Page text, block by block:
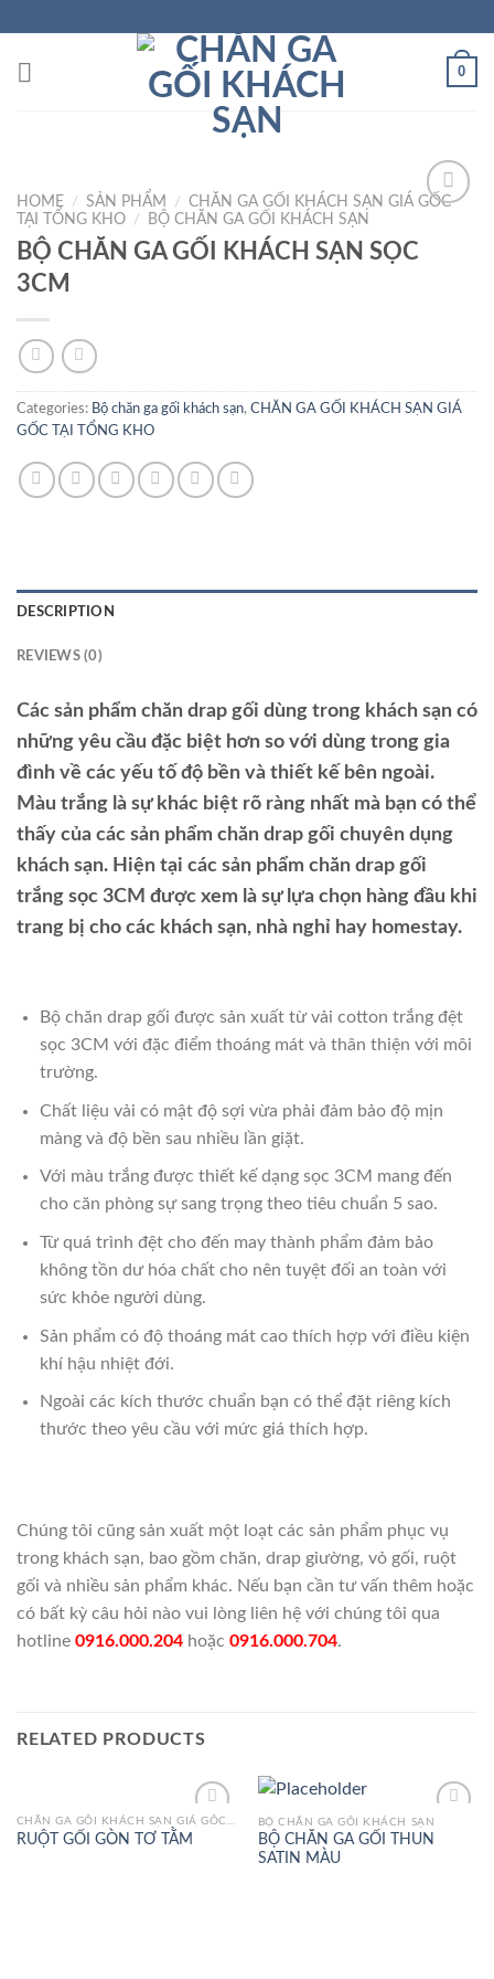
content
0
Wishlist
HOME / SẢN PHẨM / CHĂN GA GỐI KHÁCH SẠN GIÁ GỐC
TẠI TỔNG KHO / BỘ CHĂN GA GỐI KHÁCH SẠN
BỘ CHĂN GA GỐI KHÁCH SẠN SỌC
3CM
Categories: Bộ chăn ga gối khách sạn, CHĂN GA GỐI KHÁCH SẠN GIÁ
GỐC TẠI TỔNG KHO
DESCRIPTION
REVIEWS (0)
Các sản phẩm chăn drap gối dùng trong khách sạn có
những yêu cầu đặc biệt hơn so với dùng trong gia
đình về các yếu tố độ bền và thiết kế bên ngoài.
Màu trắng là sự khác biệt rõ ràng nhất mà bạn có thể
thấy của các sản phẩm chăn drap gối chuyên dụng
khách sạn. Hiện tại các sản phẩm chăn drap gối
trắng sọc 3CM được xem là sự lựa chọn hàng đầu khi
trang bị cho các khách sạn, nhà nghỉ hay homestay.
Bộ chăn drap gối được sản xuất từ vải cotton trắng đệt
sọc 3CM với đặc điểm thoáng mát và thân thiện với môi
trường.
Chất liệu vải có mật độ sợi vừa phải đảm bảo độ mịn
màng và độ bền sau nhiều lần giặt.
Với màu trắng được thiết kế dạng sọc 3CM mang đến
cho căn phòng sự sang trọng theo tiêu chuẩn 5 sao.
Từ quá trình đệt cho đến may thành phẩm đảm bảo
không tồn dư hóa chất cho nên tuyệt đối an toàn với
sức khỏe người dùng.
Sản phẩm có độ thoáng mát cao thích hợp với điều kiện
khí hậu nhiệt đới.
Ngoài các kích thước chuẩn bạn có thể đặt riêng kích
thước theo yêu cầu với mức giá thích hợp.
Chúng tôi cũng sản xuất một loạt các sản phẩm phục vụ
trong khách sạn, bao gồm chăn, drap giường, vỏ gối, ruột
gối và nhiều sản phẩm khác. Nếu bạn cần tư vấn thêm hoặc
có bất kỳ câu hỏi nào vui lòng liên hệ với chúng tôi qua
hotline 0916.000.204 hoặc 0916.000.704.
RELATED PRODUCTS
Add to
Wishlist
CHĂN GA GỐI KHÁCH SẠN GIÁ GỐC TẠI TỔNG KHO
RUỘT GỐI GÒN TƠ TẰM
Add to
Wishlist
BỘ CHĂN GA GỐI KHÁCH SẠN
BỘ CHĂN GA GỐI THUN
SATIN MÀU